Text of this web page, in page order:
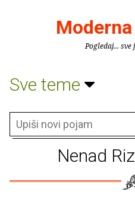
Pogledaj... sve
Sve teme
Nenad